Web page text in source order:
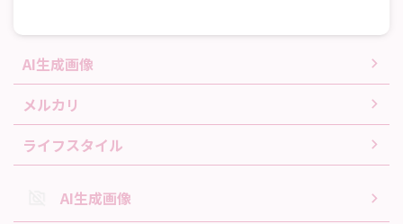
AI生成画像
メルカリ
ライフスタイル
AI生成画像